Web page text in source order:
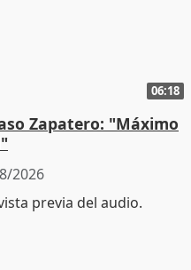
06:18
Zapatero: "Máximo
2026